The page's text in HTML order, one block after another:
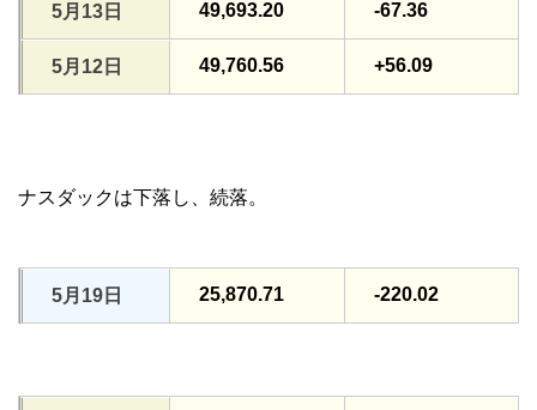
5月13日 49,693.20 -67.36
5月12日 49,760.56 +56.09
ナスダックは下落し、続落。
5月19日 25,870.71 -220.02